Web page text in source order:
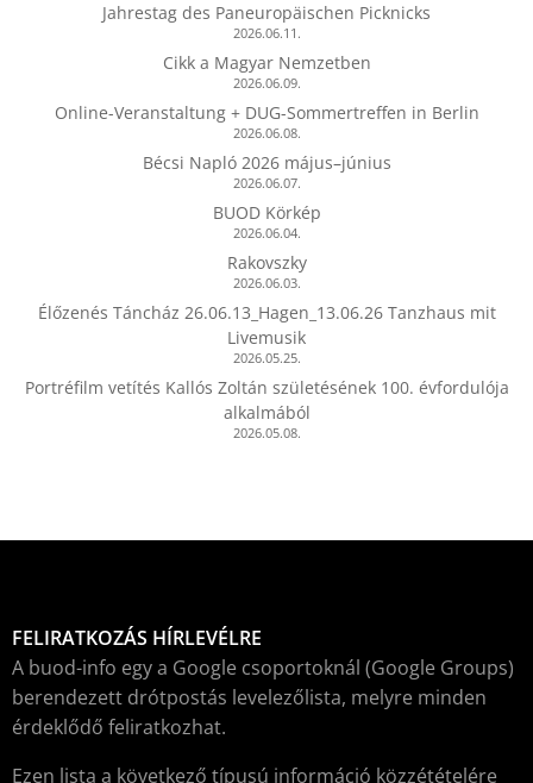
Jahrestag des Paneuropäischen Picknicks
2026.06.11.
Cikk a Magyar Nemzetben
2026.06.09.
Online-Veranstaltung + DUG-Sommertreffen in Berlin
2026.06.08.
Bécsi Napló 2026 május–június
2026.06.07.
BUOD Körkép
2026.06.04.
Rakovszky
2026.06.03.
Élőzenés Táncház 26.06.13_Hagen_13.06.26 Tanzhaus mit
Livemusik
2026.05.25.
Portréfilm vetítés Kallós Zoltán születésének 100. évfordulója
alkalmából
2026.05.08.
FELIRATKOZÁS HÍRLEVÉLRE
A buod-info egy a Google csoportoknál (Google Groups)
berendezett drótpostás levelezőlista, melyre minden
érdeklődő feliratkozhat.
Ezen lista a következő típusú információ közzétételére